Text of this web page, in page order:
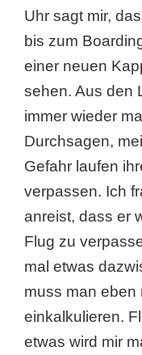
Uhr sagt mir,
bis zum
einer neuen
sehen. Aus den
immer wieder
Durchsagen,
Gefahr laufen
verpassen. Ich
anreist, dass er
Flug zu
mal etwas
muss man eben
einkalkulieren.
etwas wird mir